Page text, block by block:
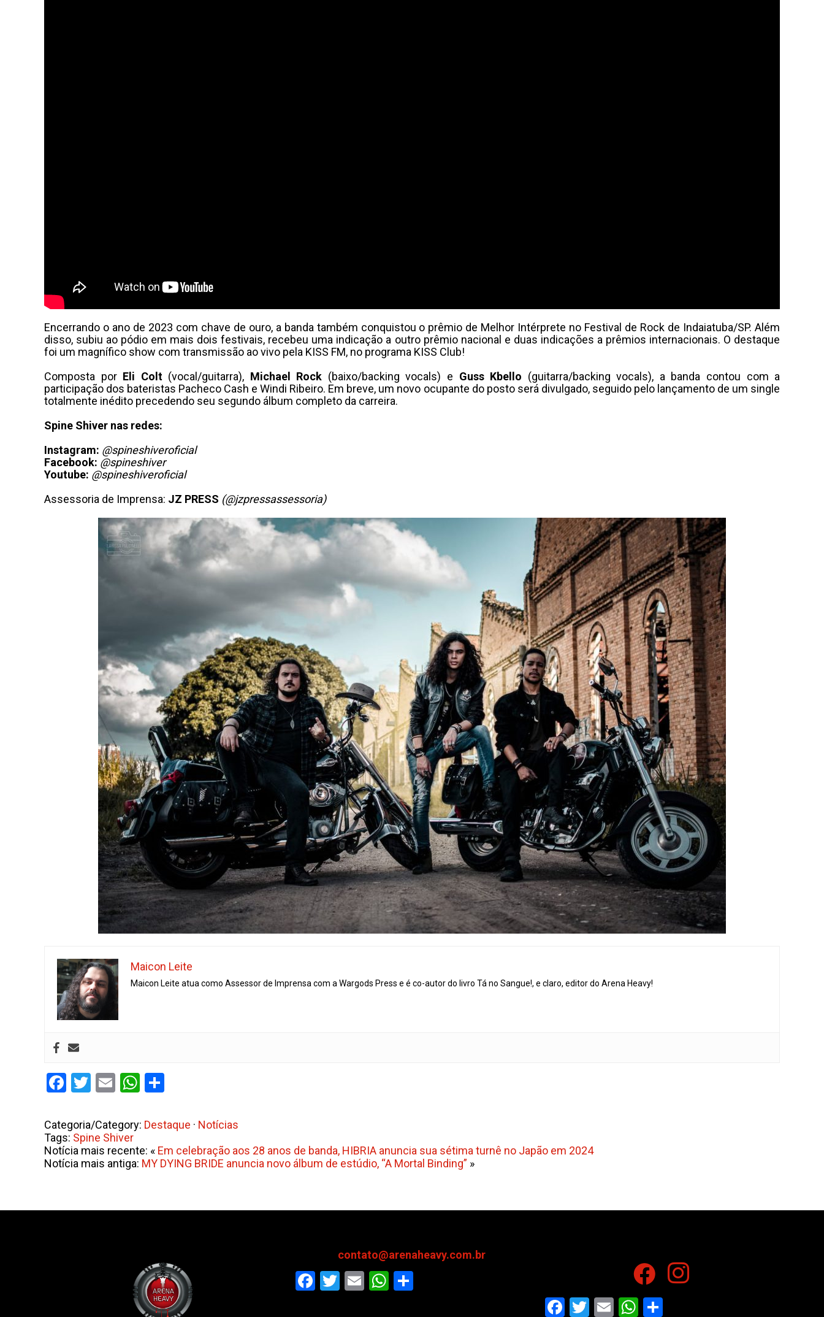
Encerrando o ano de 2023 com chave de ouro, a banda também conquistou o prêmio de Melhor Intérprete no Festival de Rock de Indaiatuba/SP. Além
disso, subiu ao pódio em mais dois festivais, recebeu uma indicação a outro prêmio nacional e duas indicações a prêmios internacionais. O destaque
foi um magnífico show com transmissão ao vivo pela KISS FM, no programa KISS Club!
Composta por Eli Colt(vocal/guitarra), Michael Rock (baixo/backing vocals) e Guss Kbello (guitarra/backing vocals), a banda contou com a
participação dos bateristas Pacheco Cash e Windi Ribeiro. Em breve, um novo ocupante do posto será divulgado, seguido pelo lançamento de um single
totalmente inédito precedendo seu segundo álbum completo da carreira.
Spine Shiver nas redes:
Instagram: @spineshiveroficial
Facebook: @spineshiver
Youtube: @spineshiveroficial
Assessoria de Imprensa: JZ PRESS (@jzpressassessoria)
Maicon Leite
Maicon Leite atua como Assessor de Imprensa com a Wargods Press e é co-autor do livro Tá no Sangue!, e claro, editor do Arena Heavy!
Facebook
Twitter
EmailWhatsApp
Categoria/Category: Destaque · Notícias
Tags: Spine Shiver
Notícia mais recente: « Em celebração aos 28 anos de banda, HIBRIA anuncia sua sétima turnê no Japão em 2024
Notícia mais antiga: MY DYING BRIDE anuncia novo álbum de estúdio, “A Mortal Binding” »
contato@arenaheavy.com.br
Facebook
Twitter
EmailWhatsApp
Facebook
Twitter
EmailWhatsApp
Share